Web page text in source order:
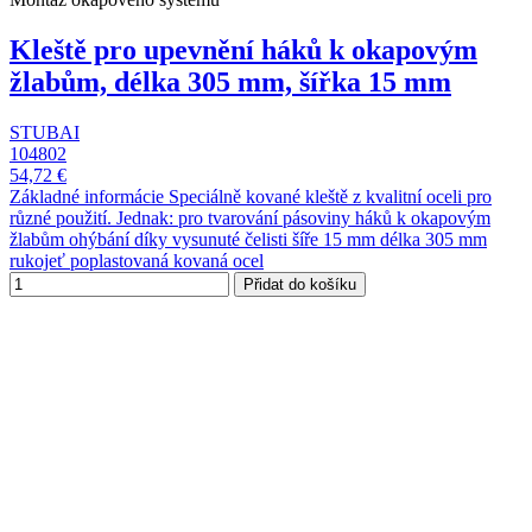
Kleště pro upevnění háků k okapovým
žlabům, délka 305 mm, šířka 15 mm
STUBAI
104802
54,72 €
Základné informácie Speciálně kované kleště z kvalitní oceli pro
různé použití. Jednak: pro tvarování pásoviny háků k okapovým
žlabům ohýbání díky vysunuté čelisti šíře 15 mm délka 305 mm
rukojeť poplastovaná kovaná ocel
Přidat do košíku